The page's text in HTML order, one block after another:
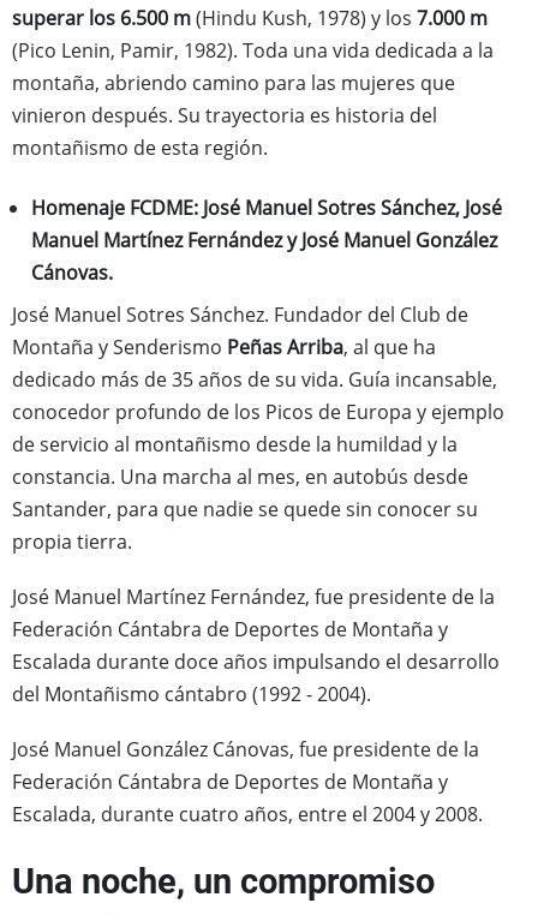
superar los 6.500 m(Hindu Kush, 1978) y los 7.000 m
(Pico Lenin, Pamir, 1982). Toda una vida dedicada a la
montaña, abriendo camino para las mujeres que
vinieron después. Su trayectoria es historia del
montañismo de esta región.
Homenaje FCDME: José Manuel Sotres Sánchez, José
Manuel Martínez Fernández y José Manuel González
Cánovas.
José Manuel Sotres Sánchez. Fundador del Club de
Montaña y Senderismo Peñas Arriba, al que ha
dedicado más de 35 años de su vida. Guía incansable,
conocedor profundo de los Picos de Europa y ejemplo
de servicio al montañismo desde la humildad y la
constancia. Una marcha al mes, en autobús desde
Santander, para que nadie se quede sin conocer su
propia tierra.
José Manuel Martínez Fernández, fue presidente de la
Federación Cántabra de Deportes de Montaña y
Escalada durante doce años impulsando el desarrollo
del Montañismo cántabro (1992 - 2004).
José Manuel González Cánovas, fue presidente de la
Federación Cántabra de Deportes de Montaña y
Escalada, durante cuatro años, entre el 2004 y 2008.
Una noche, un compromiso